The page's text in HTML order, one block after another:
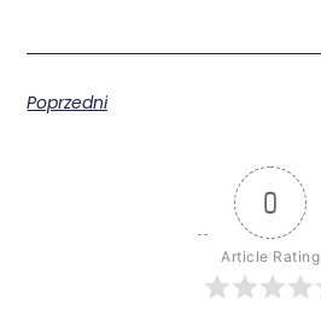
Poprzedni
0
Article Rating